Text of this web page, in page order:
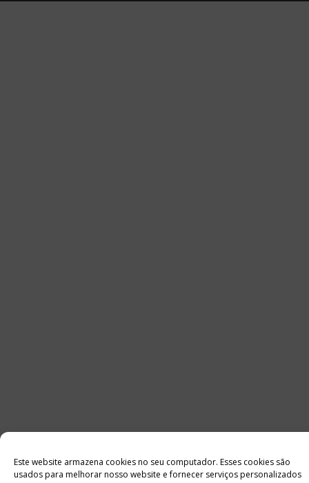
Este website armazena cookies no seu computador. Esses cookies são
usados ​​para melhorar nosso website e fornecer serviços personalizados